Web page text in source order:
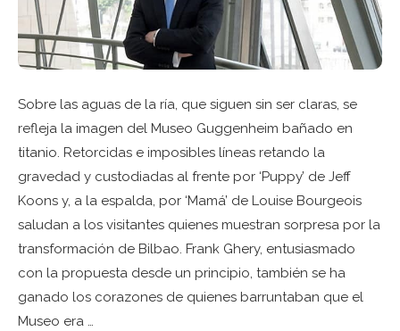
Sobre las aguas de la ría, que siguen sin ser claras, se
refleja la imagen del Museo Guggenheim bañado en
titanio. Retorcidas e imposibles líneas retando la
gravedad y custodiadas al frente por ‘Puppy’ de Jeff
Koons y, a la espalda, por ‘Mamá’ de Louise Bourgeois
saludan a los visitantes quienes muestran sorpresa por la
transformación de Bilbao. Frank Ghery, entusiasmado
con la propuesta desde un principio, también se ha
ganado los corazones de quienes barruntaban que el
Museo era …